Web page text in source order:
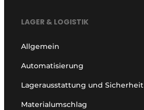
LAGER & LOGISTIK
Allgemein
Automatisierung
Lagerausstattung und Sicherheit
Materialumschlag